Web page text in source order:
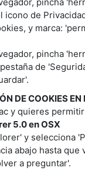
icono de
y marca:
pincha
de
DE COOKIES EN
y quieres
5.0 en OSX
y selecciona
abajo hasta
a preguntar'.